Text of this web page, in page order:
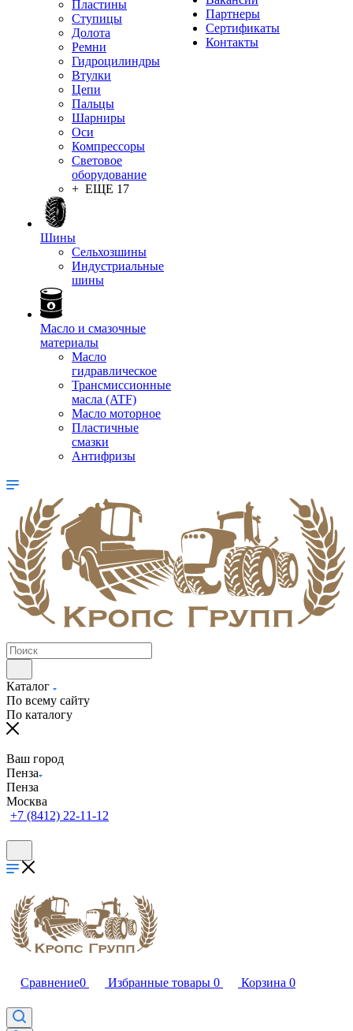
Пластины
Ступицы
Долота
Ремни
Гидроцилиндры
Втулки
Цепи
Пальцы
Шарниры
Оси
Компрессоры
Световое
оборудование
+ ЕЩЕ 17
Шины
Сельхозшины
Индустриальные
шины
Масло и смазочные
материалы
Масло
гидравлическое
Трансмиссионные
масла (ATF)
Масло моторное
Пластичные
смазки
Антифризы
Партнеры
Сертификаты
Контакты
Каталог
По всему сайту
По каталогу
Ваш город
Пенза
Пенза
Москва
+7 (8412) 22-11-12
Сравнение0 Избранные товары 0 Корзина 0